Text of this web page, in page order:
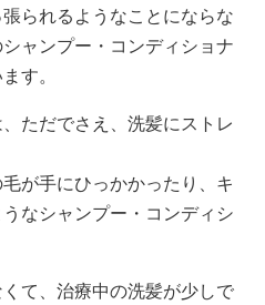
られるようなことにならな
ャンプー・コンディショナ
す。
ただでさえ、洗髪にストレ
が手にひっかかったり、キ
なシャンプー・コンディシ
て、治療中の洗髪が少しで